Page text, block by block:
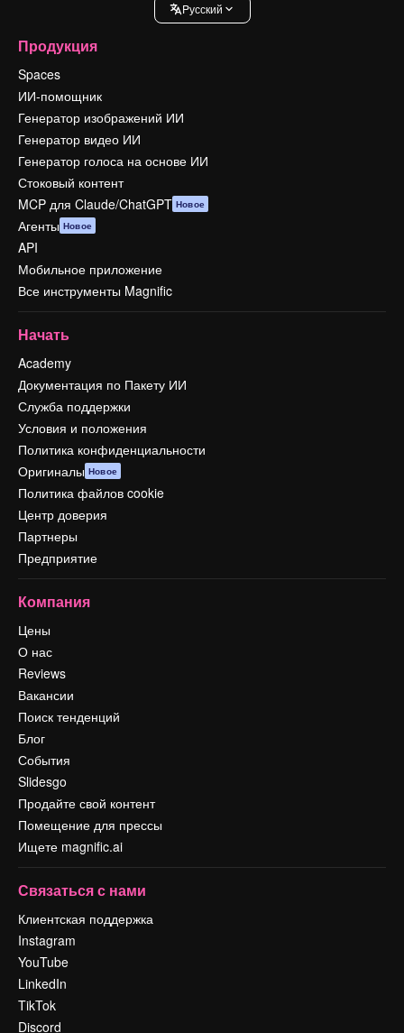
Pусский
Продукция
Spaces
ИИ-помощник
Генератор изображений ИИ
Генератор видео ИИ
Генератор голоса на основе ИИ
Стоковый контент
MCP для Claude/ChatGPT Новое
Агенты Новое
API
Мобильное приложение
Все инструменты Magnific
Начать
Academy
Документация по Пакету ИИ
Служба поддержки
Условия и положения
Политика конфиденциальности
Оригиналы Новое
Политика файлов cookie
Центр доверия
Партнеры
Предприятие
Компания
Цены
О нас
Reviews
Вакансии
Поиск тенденций
Блог
События
Slidesgo
Продайте свой контент
Помещение для прессы
Ищете magnific.ai
Связаться с нами
Клиентская поддержка
Instagram
YouTube
LinkedIn
TikTok
Discord